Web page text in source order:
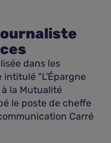
dans les
"L'Épargne
la Mutualité
le poste de cheffe
Carré